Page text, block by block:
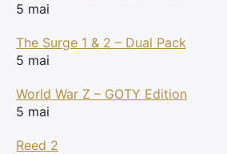
5 mai
The Surge 1 & 2 – Dual Pack
5 mai
World War Z – GOTY Edition
5 mai
Reed 2